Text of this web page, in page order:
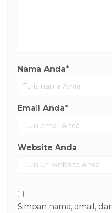
Nama Anda*
Email Anda*
Website Anda
Simpan nama, email,